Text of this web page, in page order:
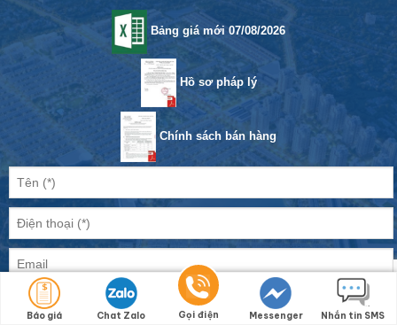
Bảng giá mới 07/08/2026
Hồ sơ pháp lý
Chính sách bán hàng
Báo giá Chat Zalo Gọi điện Messenger Nhắn tin SMS